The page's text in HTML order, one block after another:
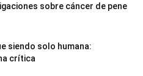
sobre cáncer de pene
siendo solo humana:
crítica